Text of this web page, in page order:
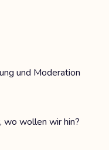
und Moderation
wo wollen wir hin?